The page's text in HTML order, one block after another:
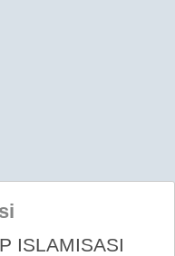
ISLAMISASI